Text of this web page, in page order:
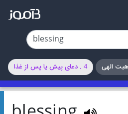
4 . دعای پیش یا پس از غذا